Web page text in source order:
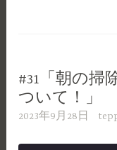
#31「朝の掃
ついて！」
2023年9月28日